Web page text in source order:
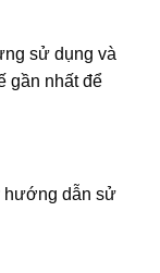
sử dụng và
gần nhất để
hướng dẫn sử